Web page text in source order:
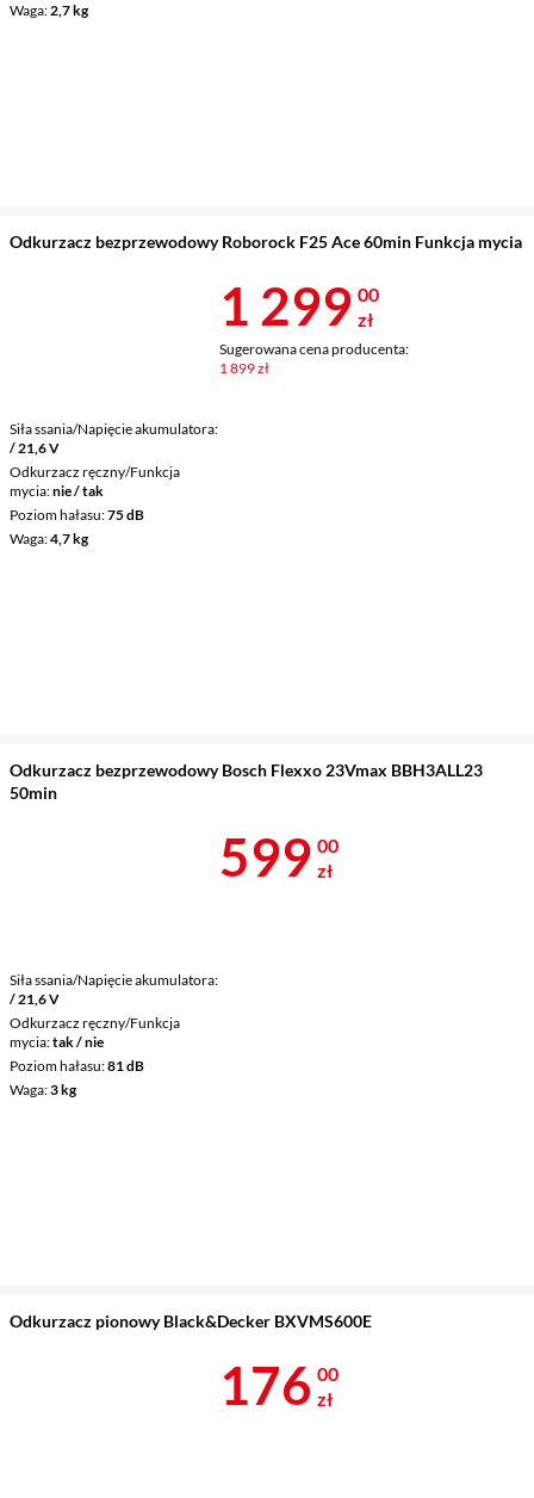
Waga 2,7 kg
Odkurzacz bezprzewodowy Roborock F25 Ace 60min Funkcja mycia
Siła ssania/Napięcie akumulatora
/ 21,6 V
Odkurzacz ręczny/Funkcja
mycia nie / tak
Poziom hałasu 75 dB
Waga 4,7 kg
Cena 1 299 zł
1 299 00
zł
Sugerowana cena producenta:
1 899 zł
Odkurzacz bezprzewodowy Bosch Flexxo 23Vmax BBH3ALL23
50min
Siła ssania/Napięcie akumulatora
/ 21,6 V
Odkurzacz ręczny/Funkcja
mycia tak / nie
Poziom hałasu 81 dB
Waga 3 kg
Cena 599 zł
599 00
zł
Odkurzacz pionowy Black&Decker BXVMS600E
Cena 176 zł
176 00
zł